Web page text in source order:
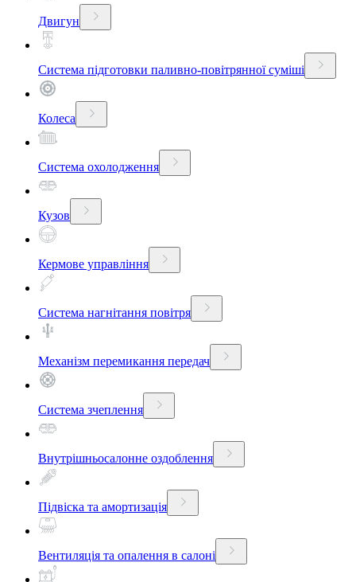
Двигун
Система підготовки паливно-повітрянної суміші
Колеса
Система охолодження
Кузов
Кермове управління
Система нагнітання повітря
Механізм перемикання передач
Система зчеплення
Внутрішньосалонне оздоблення
Підвіска та амортизація
Вентиляція та опалення в салоні